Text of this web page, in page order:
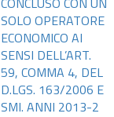
SOLO OPERATORE
ECONOMICO AI
SENSI DELL’ART.
59, COMMA 4, DEL
D.LGS. 163/2006 E
SMI. ANNI 2013-2